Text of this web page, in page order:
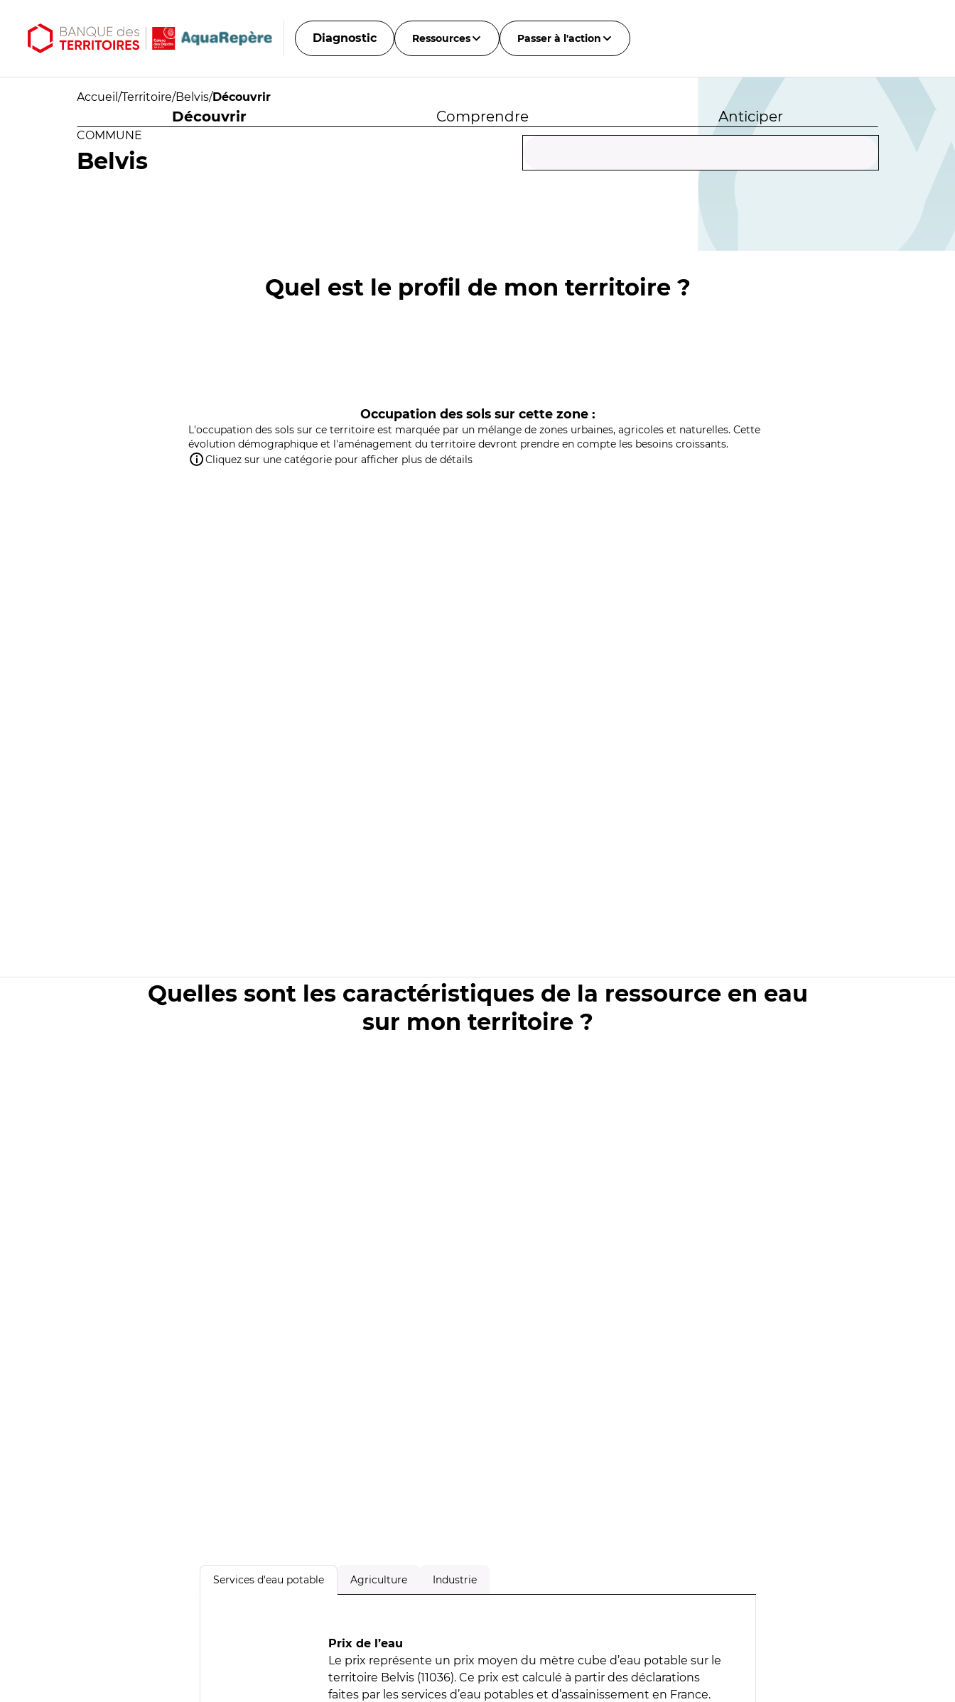
Diagnostic Ressources Passer à l'action
Accueil /Territoire/Belvis/Découvrir
Découvrir Comprendre Anticiper
COMMUNE
Belvis
Quel est le profil de mon territoire ?
Occupation des sols sur cette zone :
L'occupation des sols sur ce territoire est marquée par un mélange de zones urbaines, agricoles et naturelles. Cette
évolution démographique et l'aménagement du territoire devront prendre en compte les besoins croissants.
Cliquez sur une catégorie pour afficher plus de détails
Quelles sont les caractéristiques de la ressource en eau
sur mon territoire ?
Services d'eau potable Agriculture Industrie
Prix de l’eau
Le prix représente un prix moyen du mètre cube d’eau potable sur le
territoire Belvis (11036). Ce prix est calculé à partir des déclarations
faites par les services d’eau potables et d’assainissement en France.